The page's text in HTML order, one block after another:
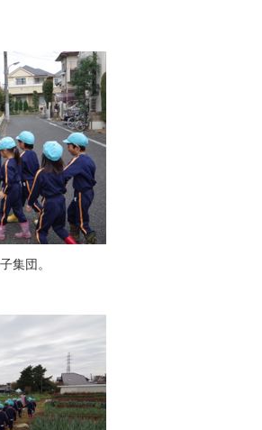
集団。